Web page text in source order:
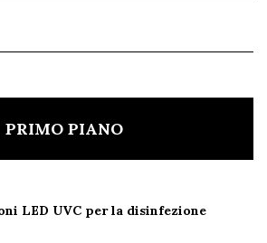
PRIMO PIANO
LED UVC per la disinfezione